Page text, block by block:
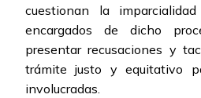
cuestionan la
encargados de dicho
presentar recusaciones y
trámite justo y equitativo
involucradas.